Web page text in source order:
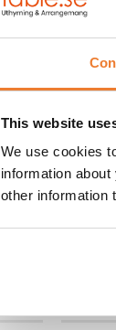
This website
We use cookies
information
other information
två fack för
ställas på
kan hyras
vilket